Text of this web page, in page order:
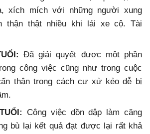
xích mích với những người xung
thận thật nhiều khi lái xe cộ. Tài
: Đã giải quyết được một phần
công việc cũng như trong cuộc
thận trong cách cư xử kẻo dễ bị
Công việc dồn dập làm căng
bù lại kết quả đạt được lại rất khả